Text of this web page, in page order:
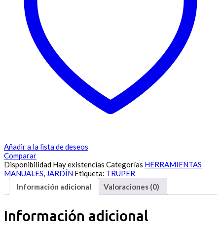
Añadir a la lista de deseos
Comparar
Disponibilidad Hay existencias Categorías HERRAMIENTAS
MANUALES, JARDÍN Etiqueta: TRUPER
Información adicional
Valoraciones (0)
Información adicional